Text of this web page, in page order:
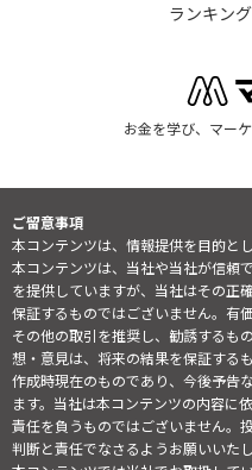
ランキン
お金を学び、マー
ご留意事項
本コンテンツは、情報提供を目的と
本コンテンツは、当社や当社が信頼
を提供していますが、当社はその正
保証するものではございません。有
その他の取引を推奨し、勧誘するも
想・意見は、将来の結果を保証する
作成時現在のものであり、今後予告
ます。当社は本コンテンツの内容に
責任を負うものではございません。
判断と責任でなさるようお願いいたし